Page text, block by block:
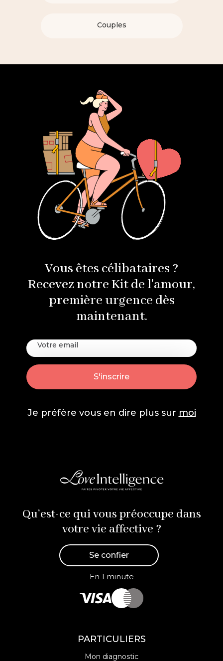
Couples
Vous êtes célibataires ?
Recevez notre Kit de l'amour,
première urgence dès
maintenant.
Je préfère vous en dire plus sur moi
Qu’est-ce qui vous préoccupe dans
votre vie affective ?
Se confier
En 1 minute
PARTICULIERS
Mon diagnostic